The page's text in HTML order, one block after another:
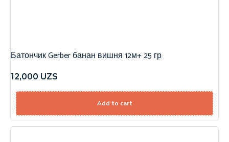
Батончик Gerber банан вишня 12м+ 25 гр
12,000 UZS
Add to cart